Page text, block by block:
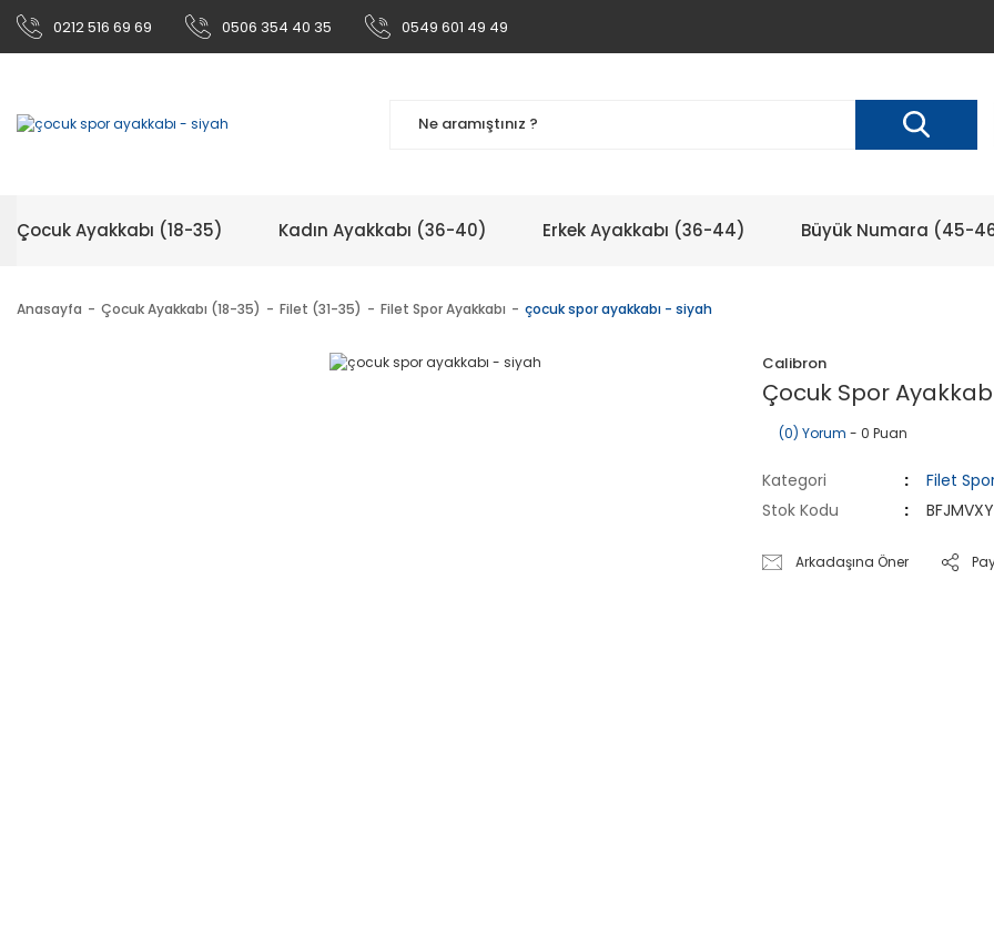
0212 516 69 69 0506 354 40 35 0549 601 49 49
Çocuk Ayakkabı (18-35) Kadın Ayakkabı (36-40) Erkek Ayakkabı (36-44) Büyük Numara (45-
Anasayfa Çocuk Ayakkabı (18-35) Filet (31-35) Filet Spor Ayakkabı çocuk spor ayakkabı - siyah
Calibron
Çocuk Spor
(0) Yorum - 0 Puan
Kategori
Filet
Stok Kodu
Arkadaşına Öner